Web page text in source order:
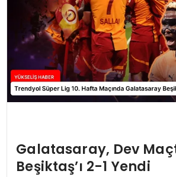
Galatasaray, Dev
Beşiktaş’ı 2-1 Yendi